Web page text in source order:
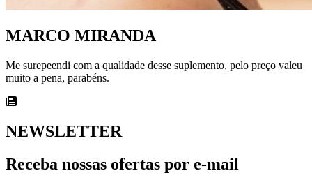
MARCO MIRANDA
Me surepeendi com a qualidade desse suplemento, pelo preço valeu
muito a pena, parabéns.
NEWSLETTER
Receba nossas ofertas por e-mail